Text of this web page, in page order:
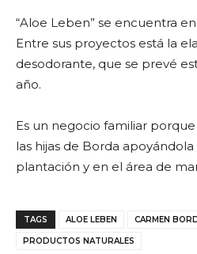
“Aloe Leben” se encuentra
Entre sus proyectos está la
desodorante, que se prevé
año.
Es un negocio familiar
las hijas de Borda
plantación y en el área de
TAGS ALOE LEBEN CARMEN
PRODUCTOS NATURALES